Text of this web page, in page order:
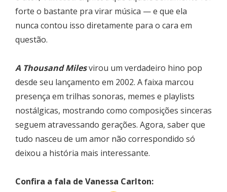
forte o bastante pra virar música — e que ela
nunca contou isso diretamente para o cara em
questão.
A Thousand Milesvirou um verdadeiro hino pop
desde seu lançamento em 2002. A faixa marcou
presença em trilhas sonoras, memes e playlists
nostálgicas, mostrando como composições sinceras
seguem atravessando gerações. Agora, saber que
tudo nasceu de um amor não correspondido só
deixou a história mais interessante.
Confira a fala de Vanessa Carlton: